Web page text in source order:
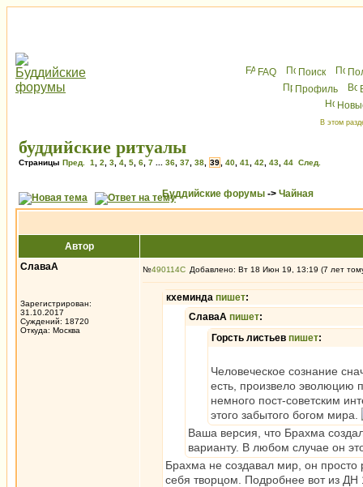
FAQ Поиск
Профиль
В этом
буддийские ритуалы
Страницы Пред. 1 2 3 4 5 6 7 36 37 38 39 40 41 42 43 44 След.
Буддийские форумы -> Чайная
Автор
СлаваА
Зарегистрирован:
31.10.2017
Суждений: 18720
Откуда: Москва
№490114 Добавлено: Вт 18 Июн 19, 13:19 (7 лет
кхеминда пишет:
СлаваА пишет:
Горсть листьев пишет:
Человеческое сознание
есть, произвело эволюцию
немного пост-советским
этого забытого богом мира.
Ваша версия, что Брахма
варианту. В любом случае он
Брахма не создавал мир, он просто
себя творцом. Подробнее вот из ДН